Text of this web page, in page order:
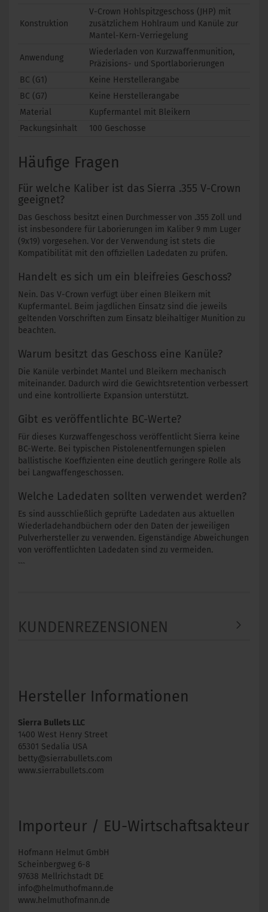
Konstruktion
V-Crown Hohlspitzgeschoss (JHP) mit
zusätzlichem Hohlraum und Kanüle zur
Mantel-Kern-Verriegelung
Anwendung
Wiederladen von Kurzwaffenmunition,
Präzisions- und Sportlaborierungen
BC (G1)
Keine Herstellerangabe
BC (G7)
Keine Herstellerangabe
Material
Kupfermantel mit Bleikern
Packungsinhalt
100 Geschosse
Häufige Fragen
Für welche Kaliber ist das Sierra .355 V-Crown
geeignet?
Das Geschoss besitzt einen Durchmesser von .355 Zoll und
ist insbesondere für Laborierungen im Kaliber 9 mm Luger
(9x19) vorgesehen. Vor der Verwendung ist stets die
Kompatibilität mit den offiziellen Ladedaten zu prüfen.
Handelt es sich um ein bleifreies Geschoss?
Nein. Das V-Crown verfügt über einen Bleikern mit
Kupfermantel. Beim jagdlichen Einsatz sind die jeweils
geltenden Vorschriften zum Einsatz bleihaltiger Munition zu
beachten.
Warum besitzt das Geschoss eine Kanüle?
Die Kanüle verbindet Mantel und Bleikern mechanisch
miteinander. Dadurch wird die Gewichtsretention verbessert
und eine kontrollierte Expansion unterstützt.
Gibt es veröffentlichte BC-Werte?
Für dieses Kurzwaffengeschoss veröffentlicht Sierra keine
BC-Werte. Bei typischen Pistolenentfernungen spielen
ballistische Koeffizienten eine deutlich geringere Rolle als
bei Langwaffengeschossen.
Welche Ladedaten sollten verwendet werden?
Es sind ausschließlich geprüfte Ladedaten aus aktuellen
Wiederladehandbüchern oder den Daten der jeweiligen
Pulverhersteller zu verwenden. Eigenständige Abweichungen
von veröffentlichten Ladedaten sind zu vermeiden.
KUNDENREZENSIONEN
Hersteller Informationen
Sierra Bullets LLC
1400 West Henry Street
65301 Sedalia USA
betty@sierrabullets.com
www.sierrabullets.com
Importeur / EU-Wirtschaftsakteur
Hofmann Helmut GmbH
Scheinbergweg 6-8
97638 Mellrichstadt DE
info@helmuthofmann.de
www.helmuthofmann.de